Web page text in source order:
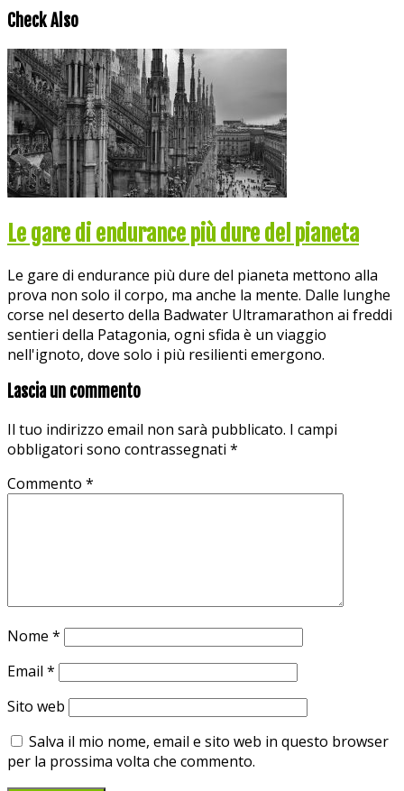
Check Also
Le gare di endurance più dure del pianeta
Le gare di endurance più dure del pianeta mettono alla
prova non solo il corpo, ma anche la mente. Dalle lunghe
corse nel deserto della Badwater Ultramarathon ai freddi
sentieri della Patagonia, ogni sfida è un viaggio
nell'ignoto, dove solo i più resilienti emergono.
Lascia un commento
Il tuo indirizzo email non sarà pubblicato. I campi
obbligatori sono contrassegnati *
Commento *
Nome *
Email *
Sito web
Salva il mio nome, email e sito web in questo browser
per la prossima volta che commento.